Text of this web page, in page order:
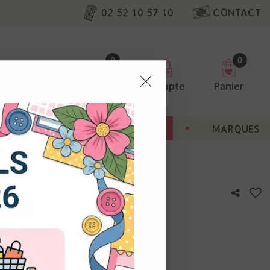
02 52 10 57 10 CONTACT
0
Compte
0
Panier
BONNES AFFAIRES MARQUES
avis !
nos
non
Vous
à droite